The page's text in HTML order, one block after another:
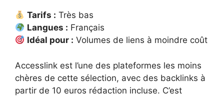
Tarifs : Très bas
Langues : Français
Idéal pour : Volumes de liens à moindre coût
Accesslink est l’une des plateformes les moins
chères de cette sélection, avec des backlinks à
partir de 10 euros rédaction incluse. C’est